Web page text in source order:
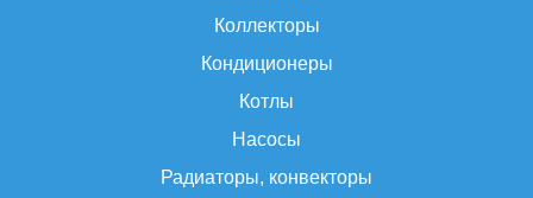
Коллекторы
Кондиционеры
Котлы
Насосы
Радиаторы, конвекторы